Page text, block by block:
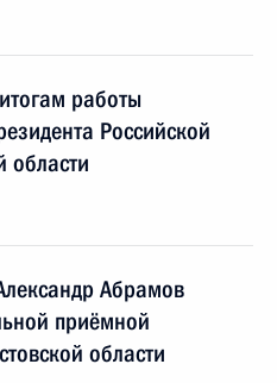
работы
Российской
области
Абрамов
приёмной
области